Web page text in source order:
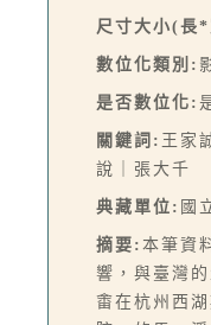
尺寸大小(長
數位化類別:
是否數位化:
關鍵詞: 王家
說｜張大千
典藏單位: 國
摘要: 本筆資
響，與臺灣
畬在杭州西